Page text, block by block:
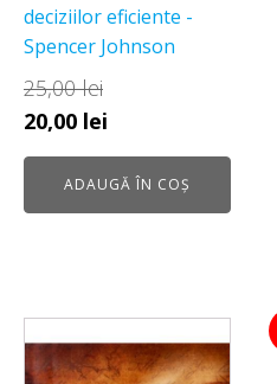
deciziilor eficiente -
Spencer Johnson
25,00lei
Prețul
inițial
fost:
20,00 lei
curent
este:
20,00 lei.
ADAUGĂ ÎN COȘ